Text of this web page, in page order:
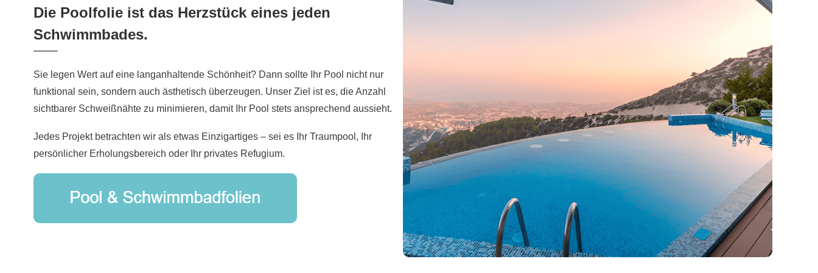
Die Poolfolie ist das Herzstück eines jeden
Schwimmbades.
Sie legen Wert auf eine langanhaltende Schönheit? Dann sollte Ihr Pool nicht nur
funktional sein, sondern auch ästhetisch überzeugen. Unser Ziel ist es, die Anzahl
sichtbarer Schweißnähte zu minimieren, damit Ihr Pool stets ansprechend aussieht.
Jedes Projekt betrachten wir als etwas Einzigartiges – sei es Ihr Traumpool, Ihr
persönlicher Erholungsbereich oder Ihr privates Refugium.